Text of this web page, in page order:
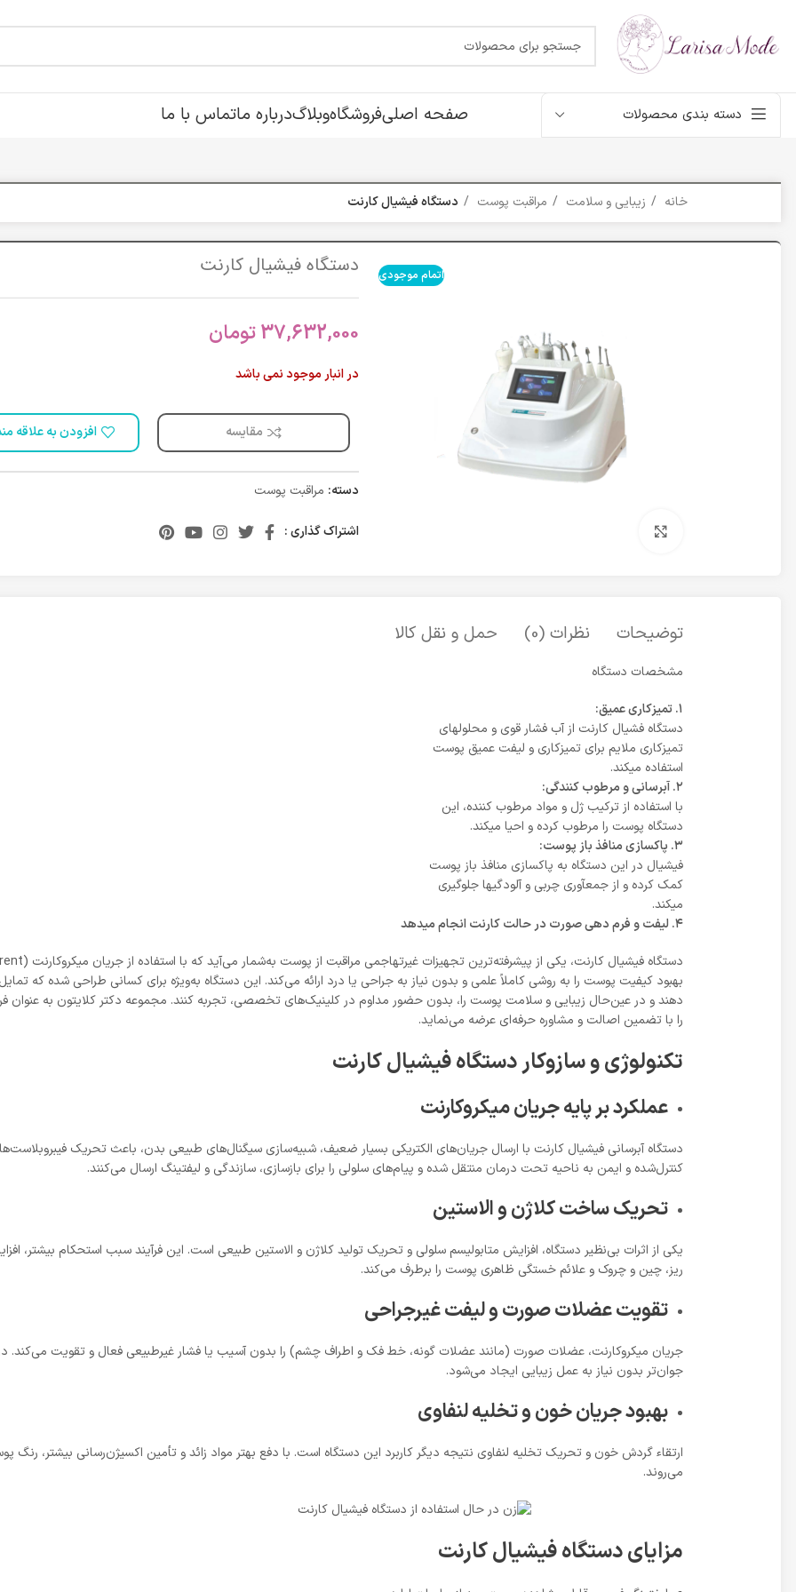
دسته بندی محصولات صفحه اصلیفروشگاهوبلاگدرباره ماتماس با ما
خانه زیبایی و سلامت مراقبت پوست دستگاه فیشیال کارنت
اتمام موجودی دستگاه فیشیال کارنت
37,632,000تومان
در انبار موجود نمی باشد
مقایسه افزودن به علاقه
دسته: مراقبت پوست
اشتراک گذاری :
توضیحات نظرات (0) حمل و نقل کالا
مشخصات دستگاه
١. تمیزکاری عمیق:
دستگاه فشیال کارنت از آب فشار قوی و محلولهای
تمیزکاری ملایم برای تمیزکاری و لیفت عمیق پوست
استفاده میکند.
٢. آبرسانی و مرطوب کنندگی:
با استفاده از ترکیب ژل و مواد مرطوب کننده، این
دستگاه پوست را مرطوب کرده و احیا میکند.
٣. پاکسازی منافذ باز پوست:
فیشیال در این دستگاه به پاکسازی منافذ باز پوست
کمک کرده و از جمعآوری چربی و آلودگیها جلوگیری
میکند.
۴. لیفت و فرم دهی صورت در حالت کارنت انجام میدهد
بهبود کیفیت پوست را به روشی کاملاً علمی و بدون نیاز به جراحی یا درد ارائه می‌کند. این دستگاه به‌ویژه برای کسانی طراحی شده که
دهند و در عین‌حال زیبایی و سلامت پوست را، بدون حضور مداوم در کلینیک‌های تخصصی، تجربه کنند. مجموعه دکتر کلایتون به
را با تضمین اصالت و مشاوره حرفه‌ای عرضه می‌نماید.
تکنولوژی و سازوکار دستگاه فیشیال کارنت
عملکرد بر پایه جریان میکروکارنت
دستگاه آبرسانی فیشیال کارنت با ارسال جریان‌های الکتریکی بسیار ضعیف، شبیه‌سازی سیگنال‌های طبیعی بدن، باعث تحریک
کنترل‌شده و ایمن به ناحیه تحت درمان منتقل شده و پیام‌های سلولی را برای بازسازی، سازندگی و لیفتینگ ارسال می‌کنند.
تحریک ساخت کلاژن و الاستین
یکی از اثرات بی‌نظیر دستگاه، افزایش متابولیسم سلولی و تحریک تولید کلاژن و الاستین طبیعی است. این فرآیند سبب استحکام
ریز، چین ‌و چروک و علائم خستگی ظاهری پوست را برطرف می‌کند.
تقویت عضلات صورت و لیفت غیرجراحی
جریان میکروکارنت، عضلات صورت (مانند عضلات گونه، خط فک و اطراف چشم) را بدون آسیب یا فشار غیرطبیعی فعال و تقویت می‌کند. در
جوان‌تر بدون نیاز به عمل زیبایی ایجاد می‌شود.
بهبود جریان خون و تخلیه لنفاوی
ارتقاء گردش خون و تحریک تخلیه لنفاوی نتیجه دیگر کاربرد این دستگاه است. با دفع بهتر مواد زائد و تأمین اکسیژن‌رسانی بیشتر،
می‌روند.
مزایای دستگاه فیشیال کارنت